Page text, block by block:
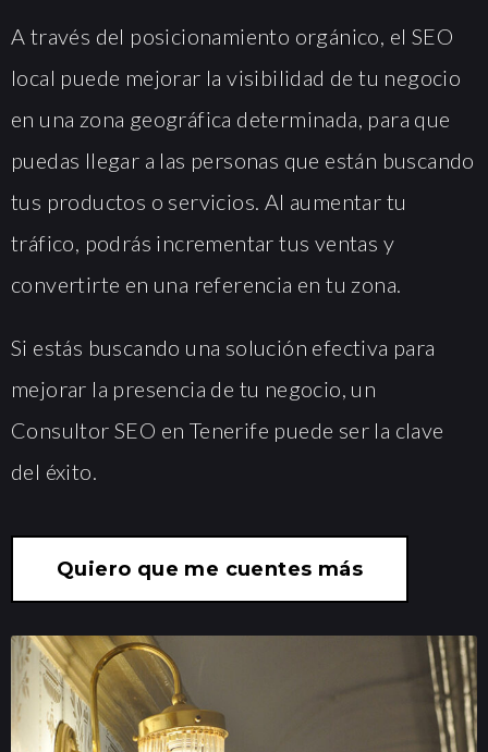
A través del posicionamiento orgánico, el SEO
local puede mejorar la visibilidad de tu negocio
en una zona geográfica determinada, para que
puedas llegar a las personas que están buscando
tus productos o servicios. Al aumentar tu
tráfico, podrás incrementar tus ventas y
convertirte en una referencia en tu zona.
Si estás buscando una solución efectiva para
mejorar la presencia de tu negocio, un
Consultor SEO en Tenerife puede ser la clave
del éxito.
Quiero que me cuentes más